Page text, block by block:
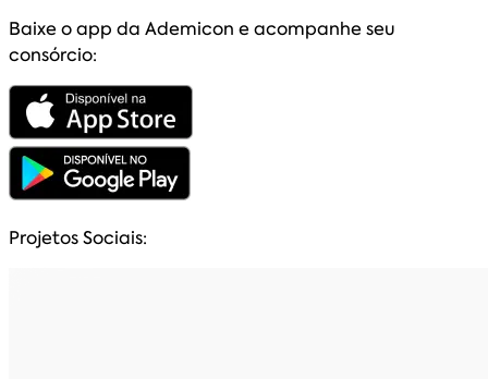
Baixe o app da Ademicon e acompanhe seu
consórcio:
Projetos Sociais: